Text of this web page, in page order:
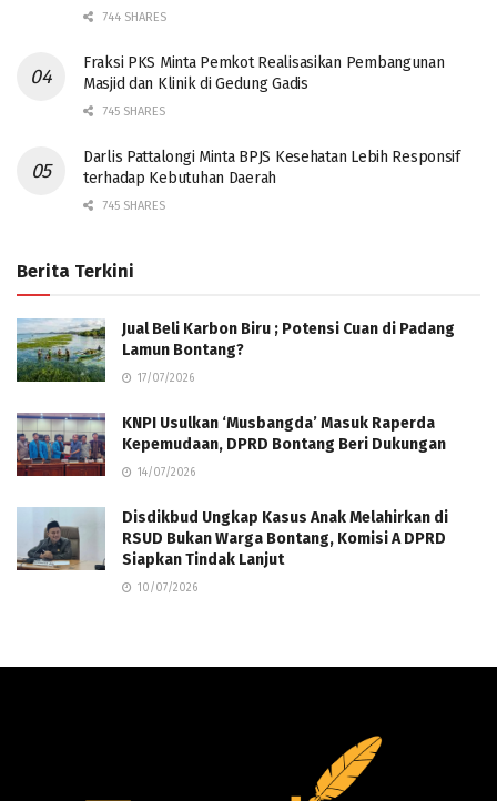
744 SHARES
Fraksi PKS Minta Pemkot Realisasikan Pembangunan
Masjid dan Klinik di Gedung Gadis
745 SHARES
Darlis Pattalongi Minta BPJS Kesehatan Lebih Responsif
terhadap Kebutuhan Daerah
745 SHARES
Berita Terkini
Jual Beli Karbon Biru ; Potensi Cuan di Padang
Lamun Bontang?
17/07/2026
KNPI Usulkan ‘Musbangda’ Masuk Raperda
Kepemudaan, DPRD Bontang Beri Dukungan
14/07/2026
Disdikbud Ungkap Kasus Anak Melahirkan di
RSUD Bukan Warga Bontang, Komisi A DPRD
Siapkan Tindak Lanjut
10/07/2026